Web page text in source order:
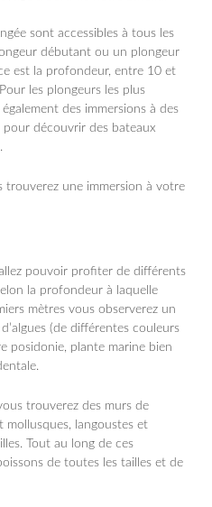
sont accessibles à tous les
débutant ou un plongeur
est la profondeur, entre 10 et
les plongeurs les plus
des immersions à des
découvrir des bateaux
trouverez une immersion à votre
pouvoir profiter de différents
la profondeur à laquelle
mètres vous observerez un
(de différentes couleurs
posidonie, plante marine bien
trouverez des murs de
langoustes et
Tout au long de ces
de toutes les tailles et de